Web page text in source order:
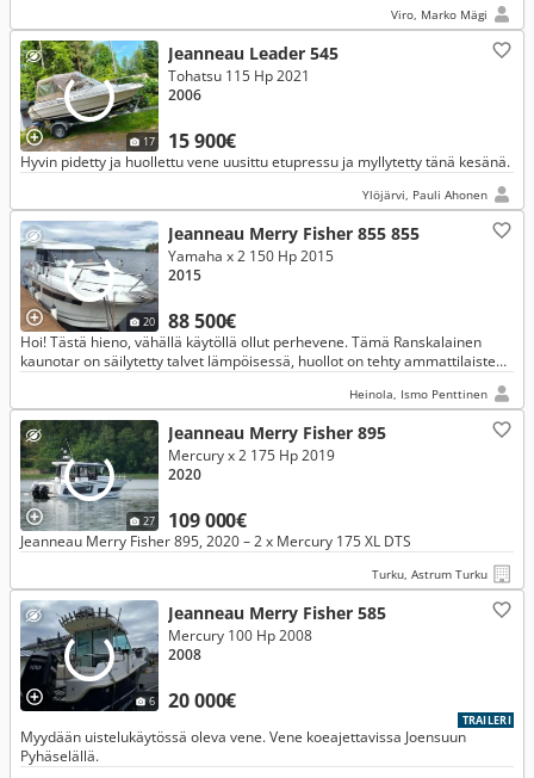
Viro, Marko Mägi
17
Jeanneau Leader 545
15 900€
Tohatsu 115 Hp 2021
2006
Hyvin pidetty ja huollettu vene uusittu etupressu ja myllytetty tänä kesänä.
Ylöjärvi, Pauli Ahonen
20
Jeanneau Merry Fisher 855 855
88 500€
Yamaha x 2 150 Hp 2015
2015
Hoi! Tästä hieno, vähällä käytöllä ollut perhevene. Tämä Ranskalainen
kaunotar on säilytetty talvet lämpöisessä, huollot on tehty ammattilaisten
Heinola, Ismo Penttinen
27
Jeanneau Merry Fisher 895
109 000€
Mercury x 2 175 Hp 2019
2020
Jeanneau Merry Fisher 895, 2020 – 2 x Mercury 175 XL DTS
Turku, Astrum Turku
6
Jeanneau Merry Fisher 585
20 000€
Mercury 100 Hp 2008
2008
TRAILERI
Myydään uistelukäytössä oleva vene. Vene koeajettavissa Joensuun
Pyhäselällä.